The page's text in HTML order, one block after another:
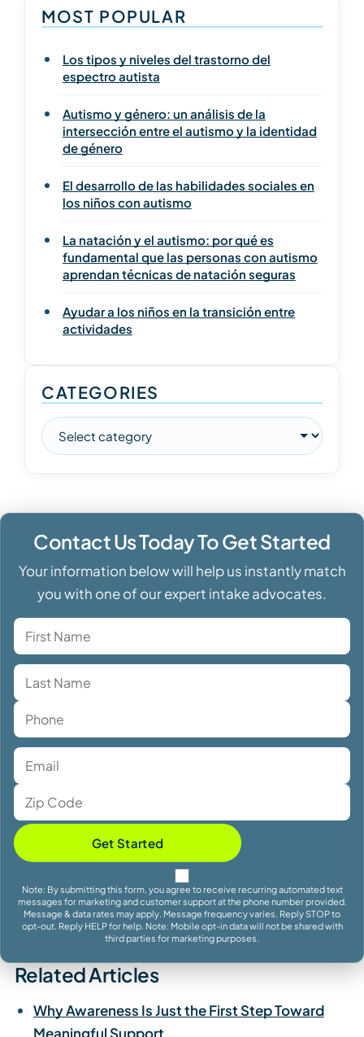
MOST POPULAR
Los tipos y niveles del trastorno del
espectro autista
Autismo y género: un análisis de la
intersección entre el autismo y la identidad
de género
El desarrollo de las habilidades sociales en
los niños con autismo
La natación y el autismo: por qué es
fundamental que las personas con autismo
aprendan técnicas de natación seguras
Ayudar a los niños en la transición entre
actividades
CATEGORIES
Contact Us Today To Get Started
Your information below will help us instantly match
you with one of our expert intake advocates.
Get Started
Note: By submitting this form, you agree to receive recurring automated text
messages for marketing and customer support at the phone number provided.
Message & data rates may apply. Message frequency varies. Reply STOP to
opt-out. Reply HELP for help. Note: Mobile opt-in data will not be shared with
third parties for marketing purposes.
Related Articles
Why Awareness Is Just the First Step Toward
Meaningful Support